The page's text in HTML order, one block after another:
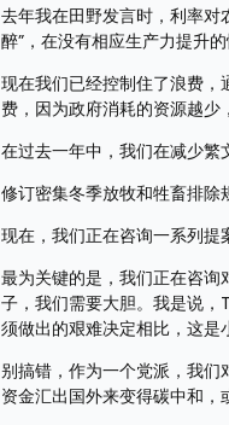
去年我在田野发言时，利率对
醉”，在没有相应生产力提升
现在我们已经控制住了浪费
费，因为政府消耗的资源越少
在过去一年中，我们在减少
修订密集冬季放牧和牲畜排
现在，我们正在咨询一系列提
最为关键的是，我们正在咨
子，我们需要大胆。我是说
须做出的艰难决定相比，这是
别搞错，作为一个党派，我
资金汇出国外来变得碳中和，